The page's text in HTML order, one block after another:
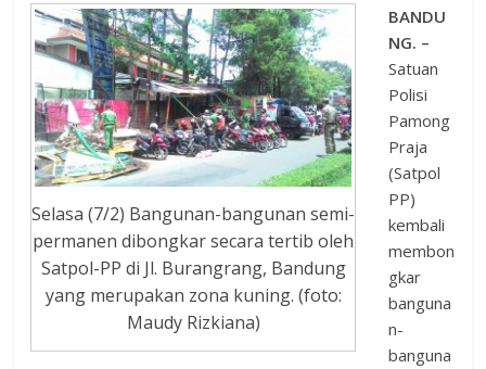
Selasa (7/2) Bangunan-bangunan semi-
permanen dibongkar secara tertib oleh
Satpol-PP di Jl. Burangrang, Bandung
yang merupakan zona kuning. (foto:
Maudy Rizkiana)
BANDU
NG. –
Satuan
Polisi
Pamong
Praja
(Satpol
PP)
kembali
membon
gkar
banguna
n-
banguna